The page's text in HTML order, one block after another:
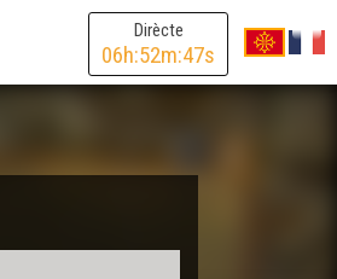
Dirècte
06h:52m:47s